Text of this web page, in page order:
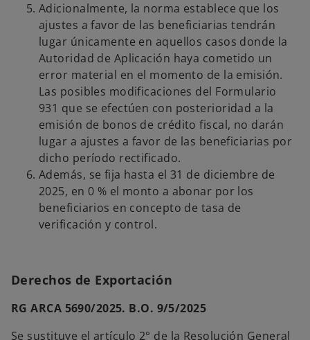
Adicionalmente, la norma establece que los
ajustes a favor de las beneficiarias tendrán
lugar únicamente en aquellos casos donde la
Autoridad de Aplicación haya cometido un
error material en el momento de la emisión.
Las posibles modificaciones del Formulario
931 que se efectúen con posterioridad a la
emisión de bonos de crédito fiscal, no darán
lugar a ajustes a favor de las beneficiarias por
dicho período rectificado.
Además, se fija hasta el 31 de diciembre de
2025, en 0 % el monto a abonar por los
beneficiarios en concepto de tasa de
verificación y control.
Derechos de Exportación
RG ARCA 5690/2025. B.O. 9/5/2025
Se sustituye el artículo 2° de la Resolución General